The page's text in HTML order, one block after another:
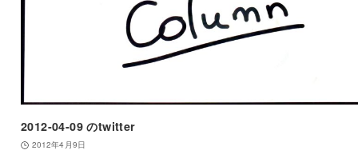
2012-04-09 のtwitter
2012年4月9日